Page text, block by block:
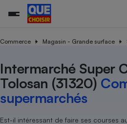
Commerce Magasin - Grande surface
Intermarché Super
Tolosan (31320)
supermarchés
Est-il intéressant de faire ses courses
Toutes les actualités
Enquêtes
Guides d'achat
Conseils
Tous les services
Tous nos combats
Nos actions
Nos grandes victoires
Les billets de la présidente
L’association
Nos missions
Notre méthodologie
Notre financement